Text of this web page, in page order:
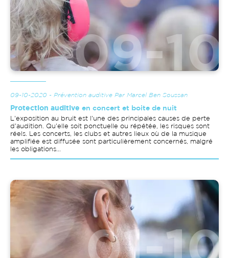
09-10-2020 - Prévention auditive Par Marcel Ben Soussan
Protection auditive en concert et boite de nuit
L'exposition au bruit est l'une des principales causes de perte
d'audition. Qu'elle soit ponctuelle ou répétée, les risques sont
réels. Les concerts, les clubs et autres lieux où de la musique
amplifiée est diffusée sont particulièrement concernés, malgré
les obligations...
Image